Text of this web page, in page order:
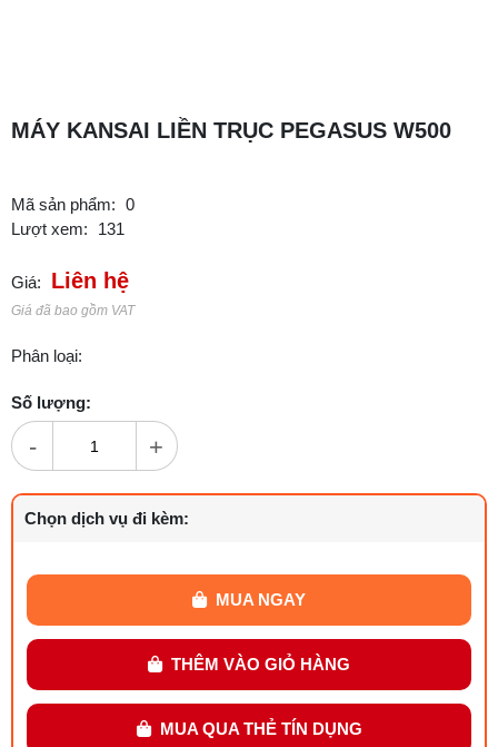
MÁY KANSAI LIỀN TRỤC PEGASUS W500
Mã sản phẩm: 0
Lượt xem:
131
Giá: Liên hệ
Giá đã bao gồm VAT
Phân loại:
Số lượng:
- +
Chọn dịch vụ đi kèm:
MUA NGAY
THÊM VÀO GIỎ HÀNG
MUA QUA THẺ TÍN DỤNG